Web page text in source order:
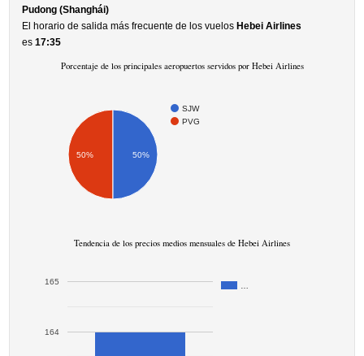
Pudong (Shanghái)
El horario de salida más frecuente de los vuelos Hebei Airlines
es17:35
Porcentaje de los principales aeropuertos servidos por Hebei Airlines
SJW
PVG
50% 50%
Tendencia de los precios medios mensuales de Hebei Airlines
164
165